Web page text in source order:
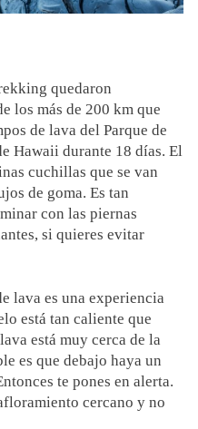
quedaron
los más de 200 km que
de lava del Parque de
Hawaii durante 18 días. El
cuchillas que se van
de goma. Es tan
con las piernas
si quieres evitar
lava es una experiencia
está tan caliente que
está muy cerca de la
es que debajo haya un
te pones en alerta.
cercano y no